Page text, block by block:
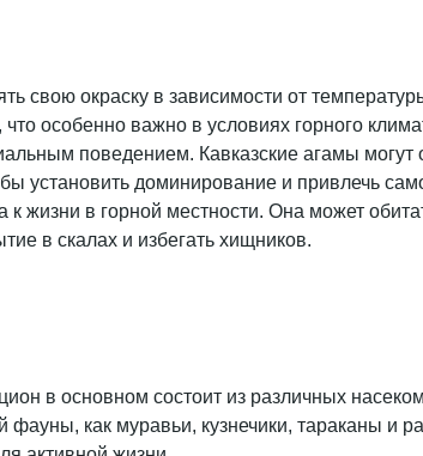
свою окраску в зависимости от
особенно важно в условиях горного
поведением. Кавказские агамы могут
установить доминирование и привлечь
к жизни в горной местности. Она может
в скалах и избегать хищников.
в основном состоит из различных
фауны, как муравьи, кузнечики, тараканы